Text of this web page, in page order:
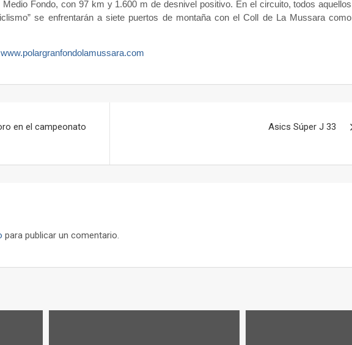
Fondo, con 97 km y 1.600 m de desnivel positivo. En el circuito, todos aquellos
se enfrentarán a siete puertos de montaña con el Coll de La Mussara como
www.polargranfondolamussara.com
en el campeonato
Asics Súper J 33
para publicar un comentario.